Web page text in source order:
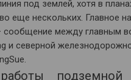
под землей, хотя в
еще нескольких. Главное
сообщение между главным
и северной
подземной